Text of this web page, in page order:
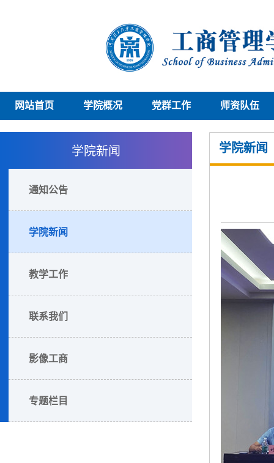
网站首页 学院概况 党群工作 师资队伍
学院新闻
通知公告
学院新闻
教学工作
联系我们
影像工商
专题栏目
学院新闻